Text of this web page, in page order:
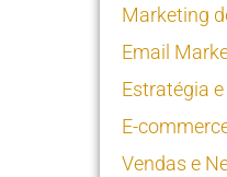
Marketing
Email
Estratégia
E-
Vendas e